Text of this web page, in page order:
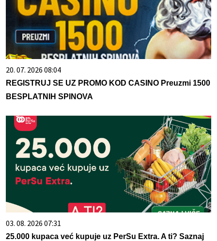
20. 07. 2026 08:04
REGISTRUJ SE UZ PROMO KOD CASINO Preuzmi 1500
BESPLATNIH SPINOVA
03. 08. 2026 07:31
25.000 kupaca već kupuje uz PerSu Extra. A ti? Saznaj